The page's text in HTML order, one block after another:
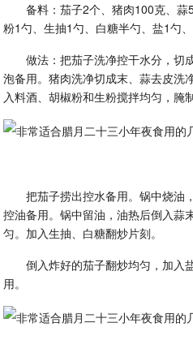
备料：茄子2个、猪肉100克、
粉1勺、生抽1勺、白糖半勺、盐1勺、
做法：把茄子洗净控干水分，切
泡备用。猪肉洗净切成末、蒜去皮洗
入料酒、胡椒粉和生粉搅拌均匀，腌
把茄子捞出控水备用。锅中烧油
控油备用。锅中留油，油热后倒入蒜
匀。加入生抽、白糖翻炒片刻。
倒入炸好的茄子翻炒均匀，加入
用。